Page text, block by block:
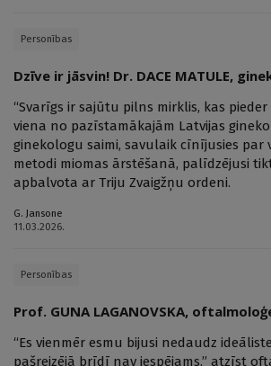
Personības
Dzīve ir jāsvin! Dr. DACE MATULE,
“Svarīgs ir sajūtu pilns mirklis, kas
viena no pazīstamākajām Latvijas
ginekologu saimi, savulaik cīnījusies
metodi miomas ārstēšanā, palīdzējusi
apbalvota ar Triju Zvaigžņu ordeni.
G. Jansone
11.03.2026.
Personības
Prof. GUNA LAGANOVSKA,
“Es vienmēr esmu bijusi nedaudz
pašreizējā brīdī nav iespējams,” atzīst